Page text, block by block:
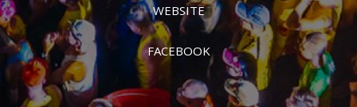
WEBSITE
FACEBOOK